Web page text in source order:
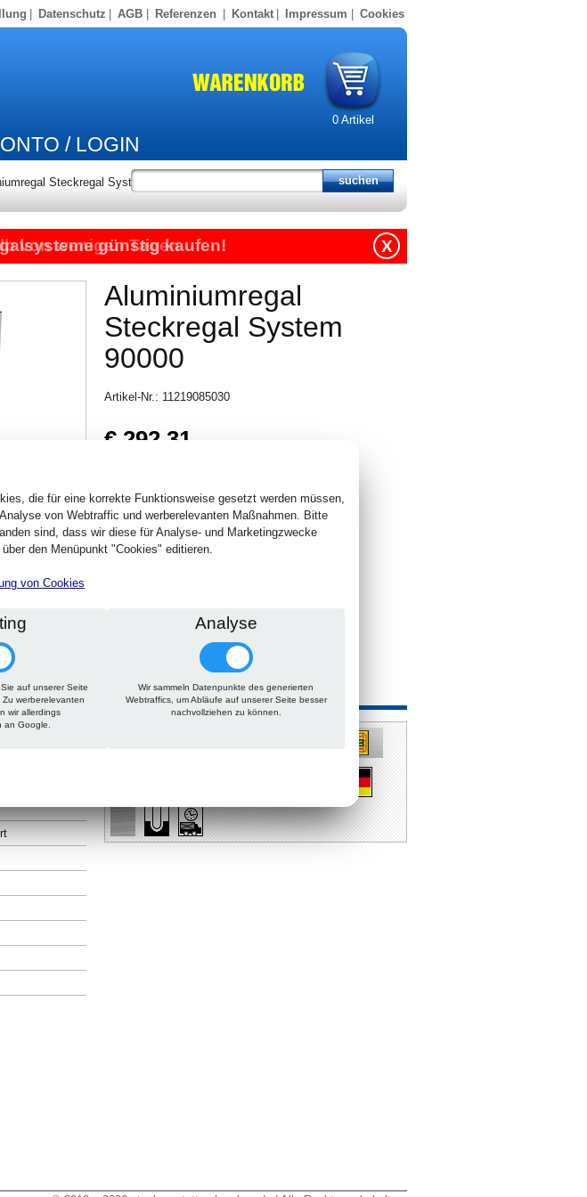
Datenschutz AGB Referenzen Kontakt Impressum Cookies
0Artikel
/ LOGIN
Steckregal System
günstig kaufen!
von wenigen Tagen X
Aluminiumregal
Steckregal System
90000
Artikel-Nr.: 11219085030
€ 292,31
Stck.
Zu diesem Artikel passt auch
die für eine korrekte Funktionsweise gesetzt werden müssen,
von Webtraffic und werberelevanten Maßnahmen. Bitte
sind, dass wir diese für Analyse- und Marketingzwecke
den Menüpunkt "Cookies" editieren.
von Cookies
auf unserer Seite
werberelevanten
wir allerdings
an Google.
Analyse
Wir sammeln Datenpunkte des generierten
Webtraffics, um Abläufe auf unserer Seite besser
nachvollziehen zu können.